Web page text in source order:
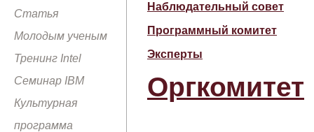
Статья
Молодым ученым
Тренинг Intel
Семинар IBM
Культурная
программа
Наблюдательный совет
Программный комитет
Эксперты
Оргкомитет